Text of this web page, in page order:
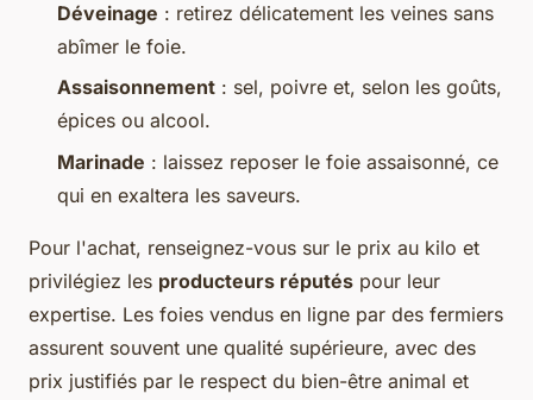
Déveinage : retirez délicatement les veines sans
abîmer le foie.
Assaisonnement : sel, poivre et, selon les goûts,
épices ou alcool.
Marinade : laissez reposer le foie assaisonné, ce
qui en exaltera les saveurs.
Pour l'achat, renseignez-vous sur le prix au kilo et
privilégiez les producteurs réputés pour leur
expertise. Les foies vendus en ligne par des fermiers
assurent souvent une qualité supérieure, avec des
prix justifiés par le respect du bien-être animal et